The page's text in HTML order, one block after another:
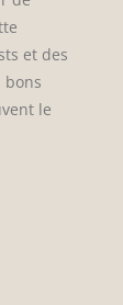
et des
bons
le